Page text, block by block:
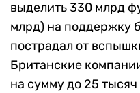
выделить 330 млрд
млрд) на поддержку
пострадал от
Британские
на сумму до 25